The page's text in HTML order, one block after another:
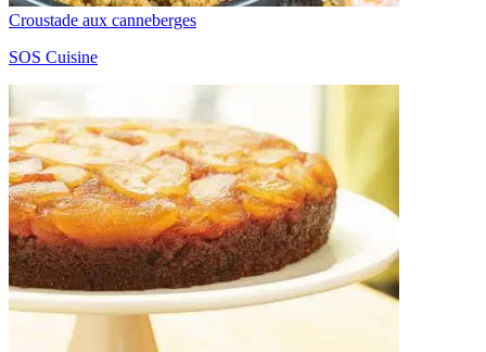
Croustade aux canneberges
SOS Cuisine